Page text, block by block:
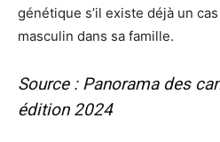
génétique s’il existe déjà un
masculin dans sa famille.
Source : Panorama des
édition 2024